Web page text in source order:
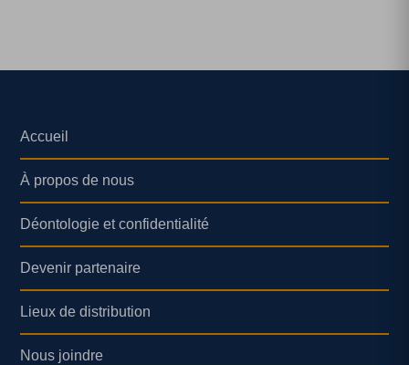
Accueil
À propos de nous
Déontologie et confidentialité
Devenir partenaire
Lieux de distribution
Nous joindre